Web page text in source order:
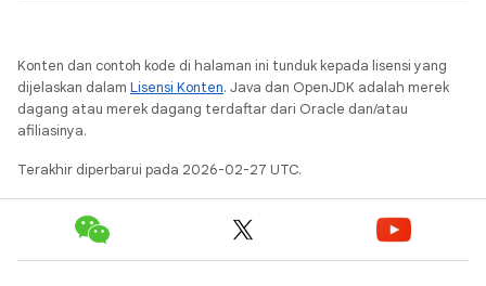
Konten dan contoh kode di halaman ini tunduk kepada lisensi yang
dijelaskan dalam Lisensi Konten. Java dan OpenJDK adalah merek
dagang atau merek dagang terdaftar dari Oracle dan/atau
afiliasinya.
Terakhir diperbarui pada 2026-02-27 UTC.